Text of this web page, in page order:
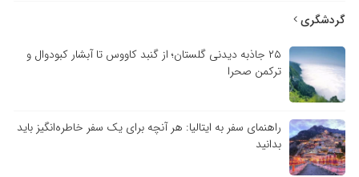
گردشگری
۲۵ جاذبه دیدنی گلستان؛ از گنبد کاووس تا آبشار کبودوال و
ترکمن صحرا
راهنمای سفر به ایتالیا: هر آنچه برای یک سفر خاطره‌انگیز باید
بدانید